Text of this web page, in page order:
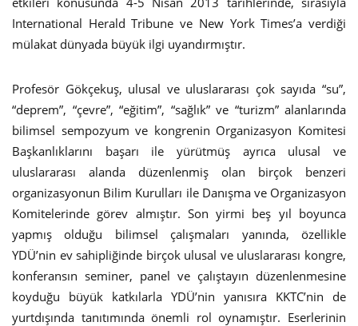
International Herald Tribune ve New York Times’a verdiği
mülakat dünyada büyük ilgi uyandırmıştır.
Profesör Gökçekuş, ulusal ve uluslararası çok sayıda “su”,
“deprem”, “çevre”, “eğitim”, “sağlık” ve “turizm” alanlarında
bilimsel sempozyum ve kongrenin Organizasyon Komitesi
Başkanlıklarını başarı ile yürütmüş ayrıca ulusal ve
uluslararası alanda düzenlenmiş olan birçok benzeri
organizasyonun Bilim Kurulları ile Danışma ve Organizasyon
Komitelerinde görev almıştır. Son yirmi beş yıl boyunca
yapmış olduğu bilimsel çalışmaları yanında, özellikle
YDÜ’nin ev sahipliğinde birçok ulusal ve uluslararası kongre,
konferansın seminer, panel ve çalıştayın düzenlenmesine
koyduğu büyük katkılarla YDÜ’nin yanısıra KKTC’nin de
yurtdışında tanıtımında önemli rol oynamıştır. Eserlerinin